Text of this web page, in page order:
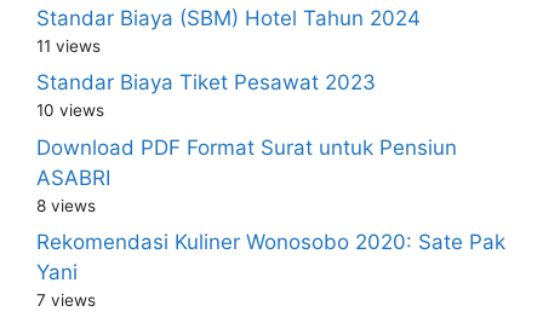
Standar Biaya (SBM) Hotel Tahun 2024
11 views
Standar Biaya Tiket Pesawat 2023
10 views
Download PDF Format Surat untuk Pensiun
ASABRI
8 views
Rekomendasi Kuliner Wonosobo 2020: Sate Pak
Yani
7 views